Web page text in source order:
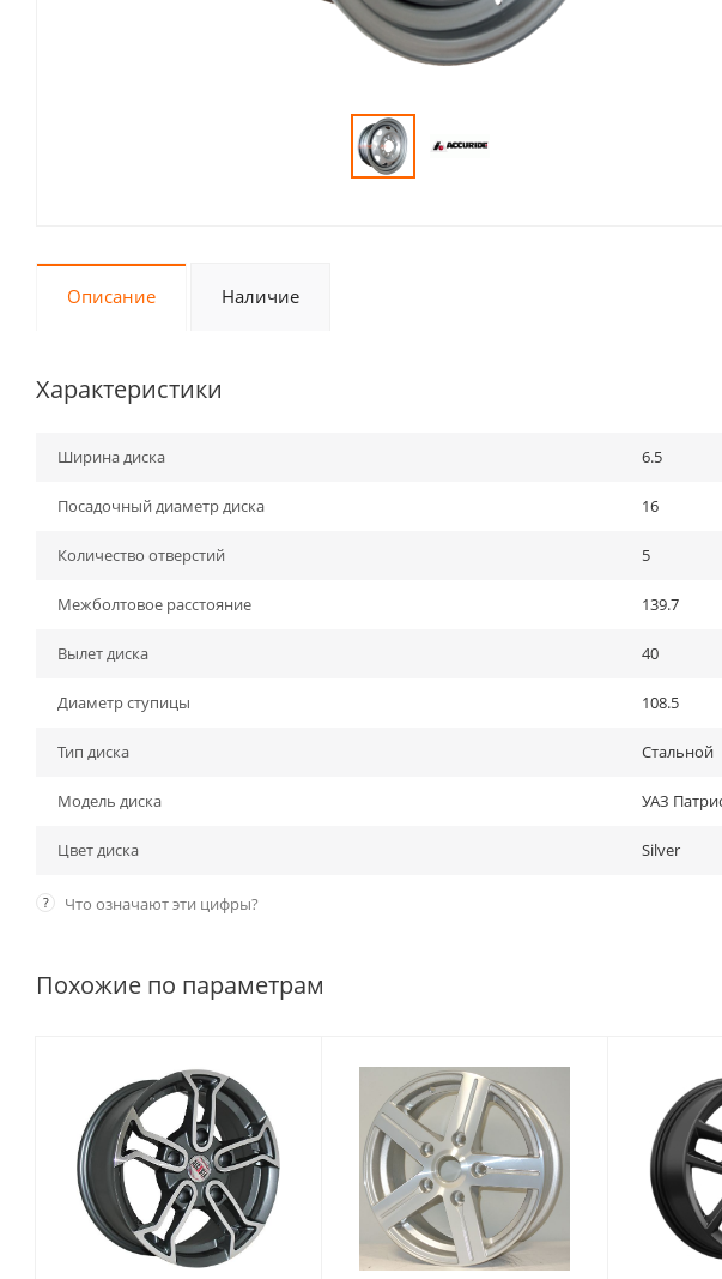
Описание Наличие
Характеристики
Ширина диска 6.5
Посадочный диаметр диска 16
Количество отверстий 5
Межболтовое расстояние 139.7
Вылет диска 40
Диаметр ступицы 108.5
Тип диска Стальной
Модель диска УАЗ
Цвет диска Silver
? Что означают эти цифры?
Похожие по параметрам